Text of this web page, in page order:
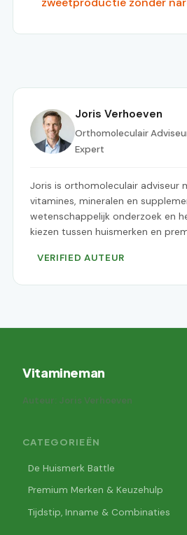
Joris Verhoeven
Orthomoleculair
Expert
Joris is orthomoleculair adviseur
vitamines, mineralen en
wetenschappelijk onderzoek en
kiezen tussen huismerken en
VERIFIED AUTEUR
Vitamineman
Auteur: Joris Verhoeven
CATEGORIEËN
De Huismerk Battle
Premium Merken & Keuzehulp
Tijdstip, Inname & Combinaties